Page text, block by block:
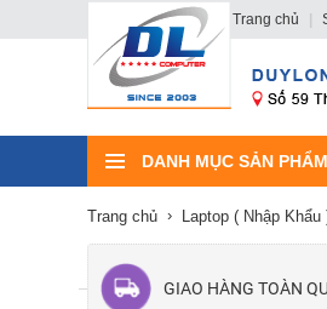
Trang chủ
DANH MỤC SẢN PHẨM
Trang chủ Laptop ( Nhập Khẩu
GIAO HÀNG TOÀN